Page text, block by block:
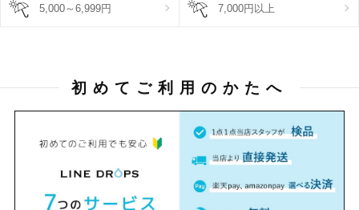
5,000～6,999円 7,000円以上
初めてご利用のかたへ